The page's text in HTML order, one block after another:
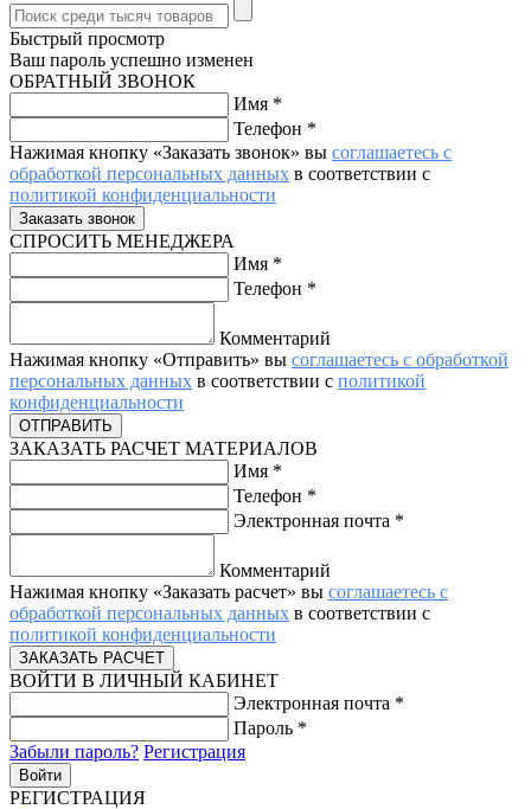
Быстрый просмотр
Ваш пароль успешно изменен
ОБРАТНЫЙ ЗВОНОК
Имя *
Телефон *
Нажимая кнопку «Заказать звонок» вы соглашаетесь с
обработкой персональных данных в соответствии с
политикой конфиденциальности
СПРОСИТЬ МЕНЕДЖЕРА
Имя *
Телефон *
Комментарий
Нажимая кнопку «Отправить» вы соглашаетесь с обработкой
персональных данных в соответствии с политикой
конфиденциальности
ЗАКАЗАТЬ РАСЧЕТ МАТЕРИАЛОВ
Имя *
Телефон *
Электронная почта *
Комментарий
Нажимая кнопку «Заказать расчет» вы соглашаетесь с
обработкой персональных данных в соответствии с
политикой конфиденциальности
ВОЙТИ В ЛИЧНЫЙ КАБИНЕТ
Электронная почта *
Пароль *
Забыли пароль? Регистрация
РЕГИСТРАЦИЯ